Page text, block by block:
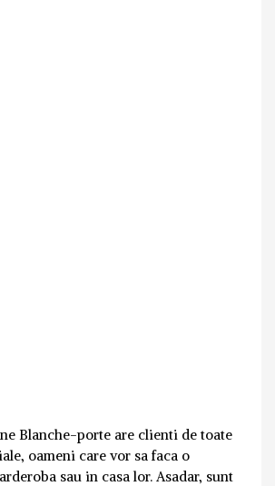
Blanche-porte are clienti de toate
oameni care vor sa faca o
sau in casa lor. Asadar, sunt